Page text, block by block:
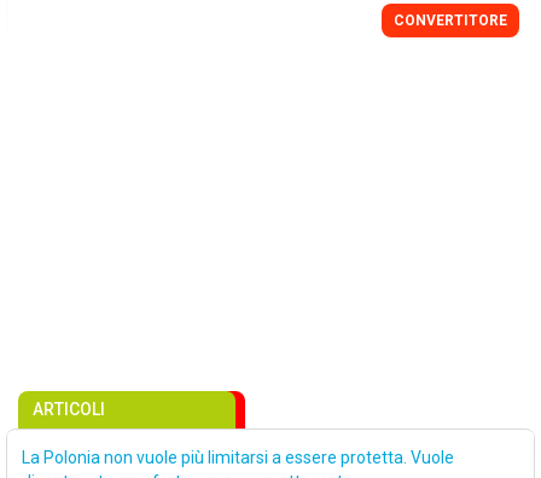
CONVERTITORE
ARTICOLI
La Polonia non vuole più limitarsi a essere protetta. Vuole